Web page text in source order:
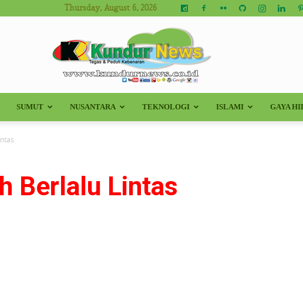
Thursday, August 6, 2026
Kundur
News
SUMUT NUSANTARA TEKNOLOGI ISLAMI GAYA
Berlalu Lintas